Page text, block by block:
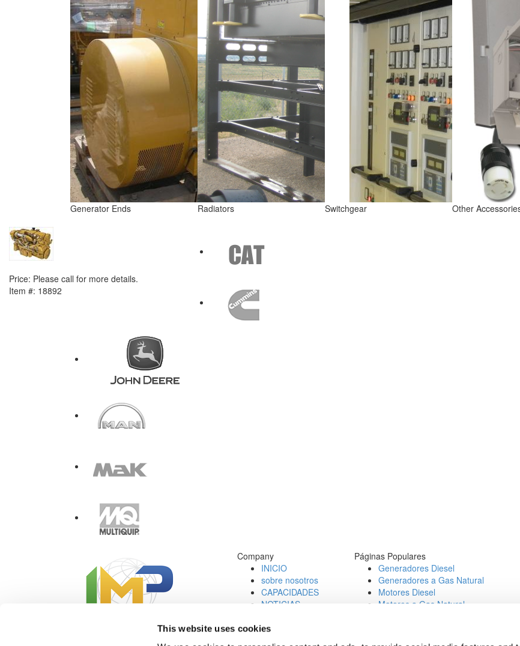
This website uses cookies
Generator Ends Radiators Switchgear Other
Price: Please call for more details.
Item #: 18892
Company
INICIO
sobre nosotros
CAPACIDADES
NOTICIAS
Job Opportunities
Páginas Populares
Generadores Diesel
Generadores a Gas Natural
Motores Diesel
Motores a Gas Natural